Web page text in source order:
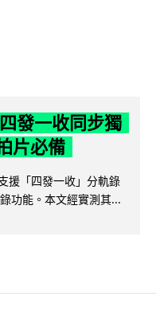
發一收同步獨
片必備
援「四發一收」分軌錄
功能。本文經實測其...